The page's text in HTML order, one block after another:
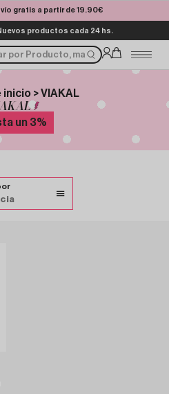
gratis a partir de 19.90€
productos cada 24 hs.
inicio > VIAKAL
un 3%